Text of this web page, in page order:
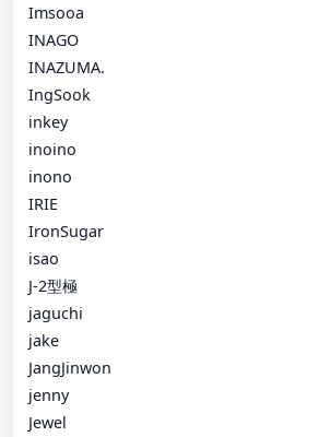
Imsooa
INAGO
INAZUMA.
IngSook
inkey
inoino
inono
IRIE
IronSugar
isao
J-2型極
jaguchi
jake
JangJinwon
jenny
Jewel